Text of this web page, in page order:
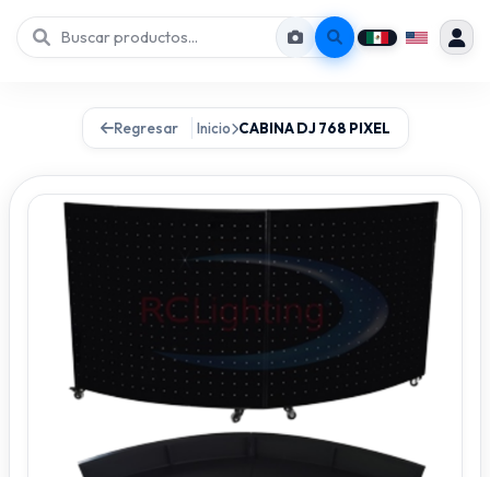
Regresar Inicio CABINA DJ 768 PIXEL